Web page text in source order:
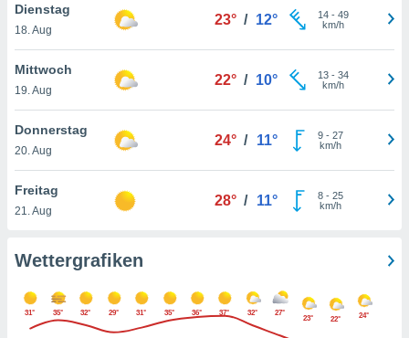
können
von
und
klicken.
und
Dienstag
18. Aug
23° / 12° 14- 49
km/h
Mittwoch
19. Aug
22° / 10° 13- 34
km/h
Donnerstag
20. Aug
24° / 11° 9- 27
km/h
Freitag
21. Aug
28° / 11° 8- 25
km/h
Wettergrafiken
31° 35° 32° 29° 31° 35° 36° 37° 32° 27°
23° 22° 24°